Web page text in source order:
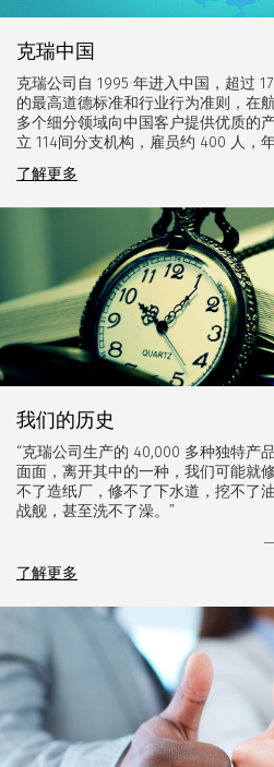
克瑞中国
克瑞公司自 1995 年进入中国，超过
的最高道德标准和行业行为准则，在
多个细分领域向中国客户提供优质的
立 114间分支机构，雇员约 400 人，
了解更多
我们的历史
“克瑞公司生产的 40,000 多种独特产
面面，离开其中的一种，我们可能就
不了造纸厂，修不了下水道，挖不了
战舰，甚至洗不了澡。”
了解更多